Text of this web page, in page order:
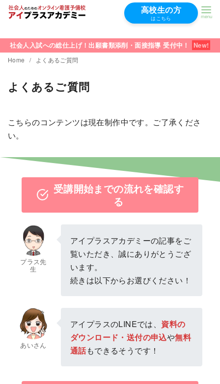
高校生の方
はこちら
社会人入試への総仕上げ！出願書類添削・面接指導 受付中！
Home よくあるご質問
よくあるご質問
こちらのコンテンツは現在制作中です。ご了承くださ
い。
受講開始までの流れを確認す
る
プラス先
生
アイプラスアカデミーの記事をご
覧いただき、誠にありがとうござ
います。
続きは以下からお選びください！
あいさん
アイプラスのLINEでは、 資料の
ダウンロード・送付の申込や無料
通話もできるそうです！